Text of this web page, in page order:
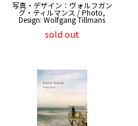
写真・デザイン：ヴォルフガン
グ・ティルマンス / Photo,
Design: Wolfgang Tillmans
sold out